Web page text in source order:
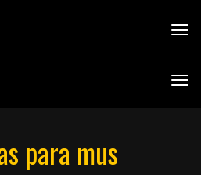
para mus